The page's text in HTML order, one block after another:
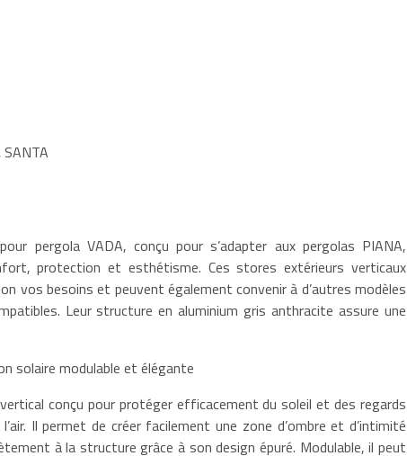
pergola VADA, conçu pour s’adapter aux pergolas PIANA,
protection et esthétisme. Ces stores extérieurs verticaux
vos besoins et peuvent également convenir à d’autres modèles
Leur structure en aluminium gris anthracite assure une
solaire modulable et élégante
conçu pour protéger efficacement du soleil et des regards
Il permet de créer facilement une zone d’ombre et d’intimité
à la structure grâce à son design épuré. Modulable, il peut